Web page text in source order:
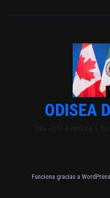
ODISEA
Vive esta aventura a
Funciona gracias a WordPress